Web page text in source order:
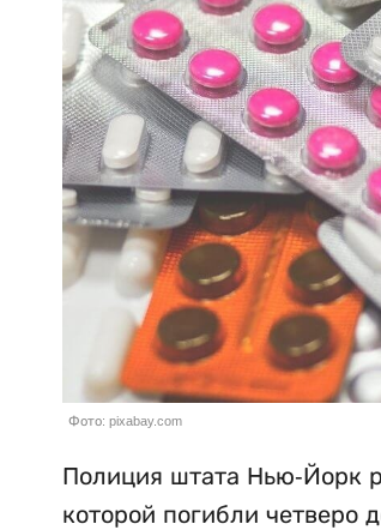
Фото: pixabay.com
Полиция штата Нью-Йорк
которой погибли четверо